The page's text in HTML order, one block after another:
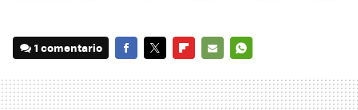
1 comentario
MAIL